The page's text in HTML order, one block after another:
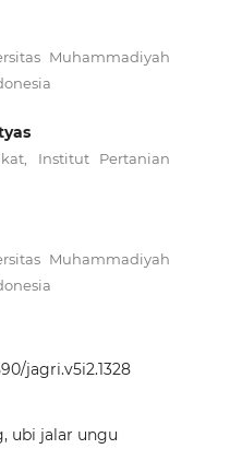
Muhammadiyah
Institut Pertanian
Muhammadiyah
jagri.v5i2.1328
ubi jalar ungu